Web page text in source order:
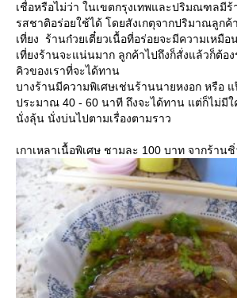
เชื่อหรือไม่ว่า ในเขตกรุงเทพและปริมณฑลมีร้
รสชาติอร่อยใช้ได้ โดยสังเกตุจากปริมาณลูก
เที่ยง ร้านก๋วยเตี๋ยวเนื้อที่อร่อยจะมีความเหมื
เที่ยงร้านจะแน่นมาก ลูกค้าไปถึงก็สั่งแล้วก็ต้อง
คิวของเราที่จะได้ทาน
บางร้านมีความพิเศษเช่นร้านนายหงอก หรือ
ประมาณ 40 - 60 นาที ถึงจะได้ทาน แต่ก็ไม่มีใ
นั่งลุ้น นั่งบ่นไปตามเรื่องตามราว
เกาเหลาเนื้อพิเศษ ชามละ 100 บาท จากร้าน